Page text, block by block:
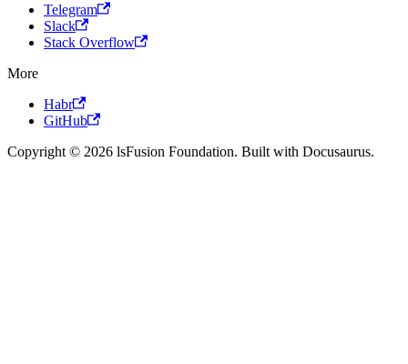
Telegram
Slack
Stack Overflow
More
Habr
GitHub
Copyright © 2026 lsFusion Foundation. Built with Docusaurus.